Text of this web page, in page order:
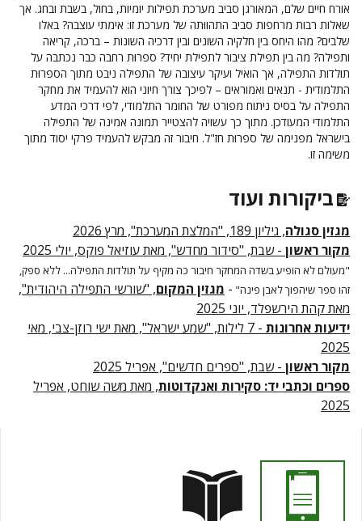
אורח חיים שלם, המאורגן סביב מערכת תפילות יומיות, בחול, בשבת ובחג. אך
שאלות רבות מרחפות סביב התהווּתה של מערכת זו: אימתי עוצבה? באלו
שלבים? מהו היחס בין חלקיה השונים ובין דרכיה השונות – ברכה, קריאה
ותפילה? מה בין תפילת ציבור לתפילת יחיד? ספרוּת רחבה כבר נכתבה על
תולדות התפילה, אך הואיל ועיקר עיצובה של התפילה ניבט מתוך הספרוּת
התלמודית - תנאים ואמוראים – לפיכך צורך חיוני הוא להעמיד את מחקר
התפילה על בסיס ניתוח מפורט של החומר התלמודי, לפי דרכי המדע
התלמודי המעודכן. מתוך כך עשויה להצטייר תמונה אמינה של התפילה
בישראל מפנימה של ספרוּת חז"ל. חיבור זה מבקש להעמיד פרקי יסוד מתוך
משימה זו.
ביקורות ועוד
מגזין סגולה, גיליון 189, "המלצת המערכת", מרץ 2026
מקור ראשון - שבת, "סידור מחדש", מאת עוזיאל פוקס, יולי 2025
"מעולם לא הופיע בשדה המחקר חיבור כה מקיף על תולדות התפילה... ללא ספק,
זהו ספר שיהפוך לאבן פינה" - מגזין המקום, "שורשי התפילה היהודית",
מאת קהת הירשפלד, יוני 2025
ידיעות אחרונות
- 7 לילות, "שמע ישראל", מאת ישי רוזן-צבי, מאי
2025
מקור ראשון - שבת, "ספרים חדשים", אפריל 2025
ספרים וכתבי יד: סקירות ואנקדוטות, מאת משה שוחט, אפריל
2025